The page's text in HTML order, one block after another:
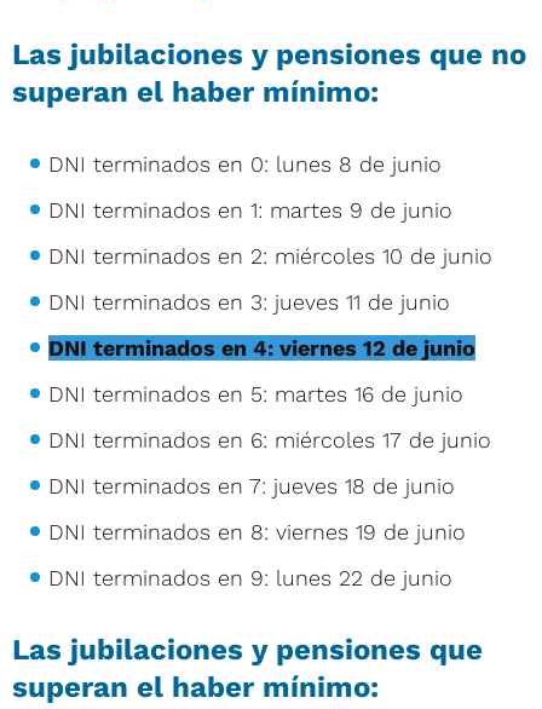
Las jubilaciones y pensiones que no
superan el haber mínimo:
DNI terminados en 0: lunes 8 de junio
DNI terminados en 1: martes 9 de junio
DNI terminados en 2: miércoles 10 de junio
DNI terminados en 3: jueves 11 de junio
DNI terminados en 4: viernes 12 de junio
DNI terminados en 5: martes 16 de junio
DNI terminados en 6: miércoles 17 de junio
DNI terminados en 7: jueves 18 de junio
DNI terminados en 8: viernes 19 de junio
DNI terminados en 9: lunes 22 de junio
Las jubilaciones y pensiones que
superan el haber mínimo: